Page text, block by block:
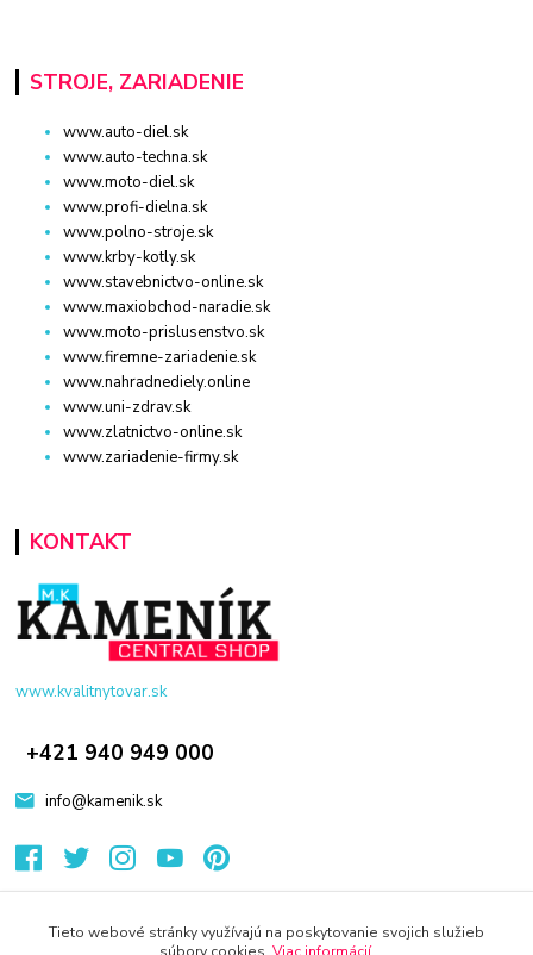
STROJE, ZARIADENIE
www.auto-diel.sk
www.auto-techna.sk
www.moto-diel.sk
www.profi-dielna.sk
www.polno-stroje.sk
www.krby-kotly.sk
www.stavebnictvo-online.sk
www.maxiobchod-naradie.sk
www.moto-prislusenstvo.sk
www.firemne-zariadenie.sk
www.nahradnediely.online
www.uni-zdrav.sk
www.zlatnictvo-online.sk
www.zariadenie-firmy.sk
KONTAKT
www.kvalitnytovar.sk
+421 940 949 000
info@kamenik.sk
Tieto webové stránky využívajú na poskytovanie svojich služieb